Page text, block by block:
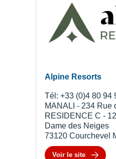
Alpine Resorts
Tél: +33 (0)4 80 94
MANALI - 234 Rue
RESIDENCE C -
Dame des Neiges
73120 Courchevel
Voir le site